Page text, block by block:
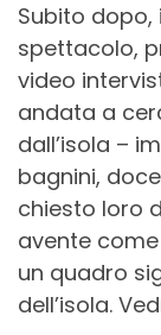
Subito
spettacolo,
video
andata a
dall’isola –
bagnini,
chiesto loro
avente come
un quadro
dell’isola.